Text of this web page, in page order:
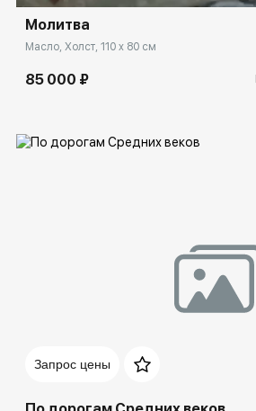
Молитва
Масло, Холст, 110 x 80 см
85 000 ₽
Запрос цены